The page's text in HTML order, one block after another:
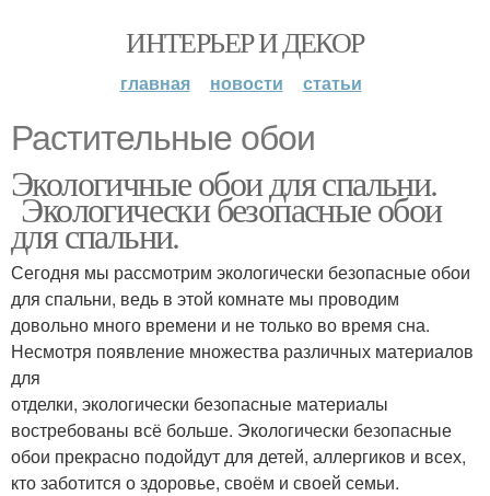
ИНТЕРЬЕР И ДЕКОР
главная новости статьи
Растительные обои
Экологичные обои для спальни.
Экологически безопасные обои
для спальни.
Сегодня мы рассмотрим экологически безопасные обои
для спальни, ведь в этой комнате мы проводим
довольно много времени и не только во время сна.
Несмотря появление множества различных материалов
для
отделки, экологически безопасные материалы
востребованы всё больше. Экологически безопасные
обои прекрасно подойдут для детей, аллергиков и всех,
кто заботится о здоровье, своём и своей семьи.